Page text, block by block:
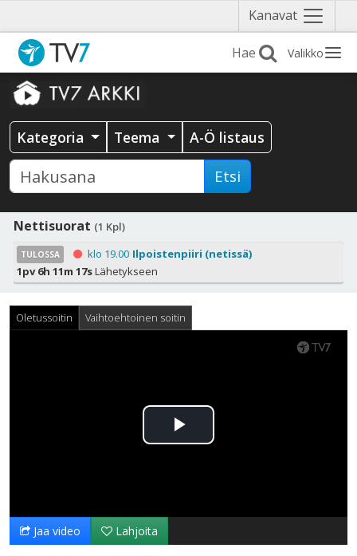
Kanavat Näytä
valikko
Valikko
Kategoria Teema A-Ö listaus
Etsi
Nettisuorat (1 Kpl)
TULOSSA klo 19.00 Ilpoistenpiiri (netissä)
1pv 6h 11m 17sLähetykseen
Oletussoitin Vaihtoehtoinen soitin
Toista
Jaa video Lahjoita